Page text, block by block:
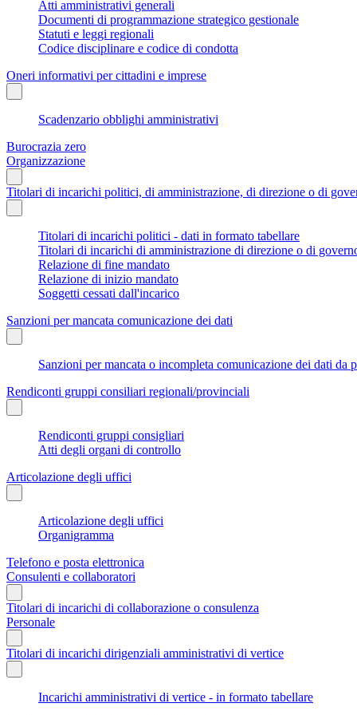
Atti amministrativi generali
Documenti di programmazione strategico gestionale
Statuti e leggi regionali
Codice disciplinare e codice di condotta
Oneri informativi per cittadini e imprese
Scadenzario obblighi amministrativi
Burocrazia zero
Organizzazione
Titolari di incarichi politici, di amministrazione, di direzione o di
Titolari di incarichi politici - dati in formato tabellare
Titolari di incarichi di amministrazione di direzione o di
Relazione di fine mandato
Relazione di inizio mandato
Soggetti cessati dall'incarico
Sanzioni per mancata comunicazione dei dati
Sanzioni per mancata o incompleta comunicazione dei dati
Rendiconti gruppi consiliari regionali/provinciali
Rendiconti gruppi consigliari
Atti degli organi di controllo
Articolazione degli uffici
Articolazione degli uffici
Organigramma
Telefono e posta elettronica
Consulenti e collaboratori
Titolari di incarichi di collaborazione o consulenza
Personale
Titolari di incarichi dirigenziali amministrativi di vertice
Incarichi amministrativi di vertice - in formato tabellare